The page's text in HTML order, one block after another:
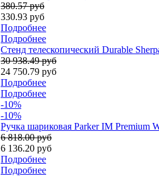
380.57 руб
330.93 руб
Подробнее
Подробнее
Стенд телескопический Durable
30 938.49 руб
24 750.79 руб
Подробнее
Подробнее
-10%
-10%
Ручка шариковая Parker IM Premium
6 818.00 руб
6 136.20 руб
Подробнее
Подробнее